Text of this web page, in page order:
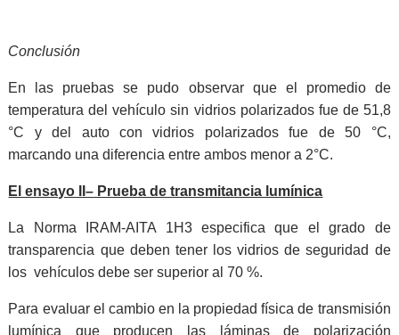
Conclusión
En las pruebas se pudo observar que el promedio de
temperatura del vehículo sin vidrios polarizados fue de 51,8
°C y del auto con vidrios polarizados fue de 50 °C,
marcando una diferencia entre ambos menor a 2°C.
El ensayo II– Prueba de transmitancia lumínica
La Norma IRAM-AITA 1H3 especifica que el grado de
transparencia que deben tener los vidrios de seguridad de
los vehículos debe ser superior al 70 %.
Para evaluar el cambio en la propiedad física de transmisión
lumínica que producen las láminas de polarización